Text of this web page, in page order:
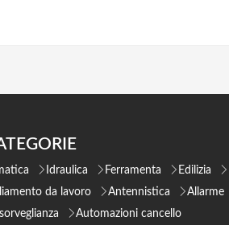
Idraulica Ferramenta Edilizia
da lavoro
Antennistica Allarme
Automazioni cancello